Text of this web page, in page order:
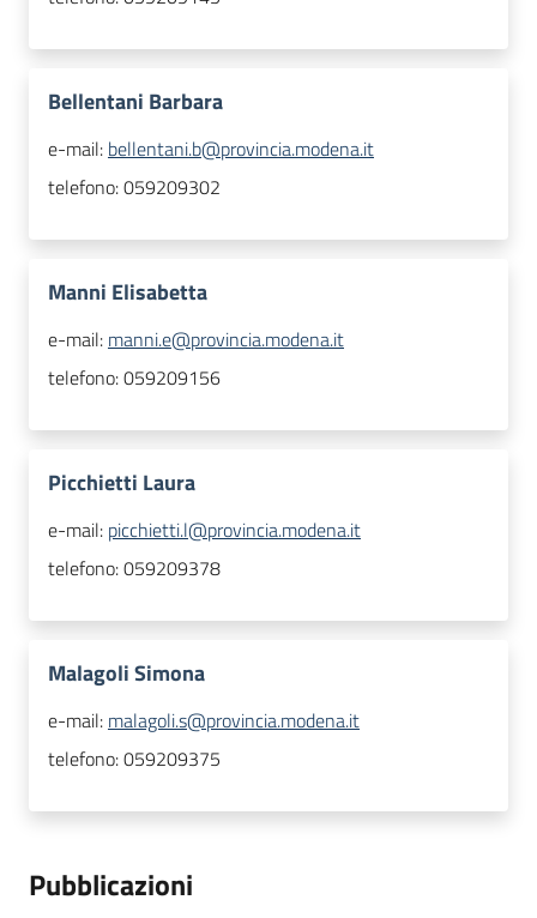
Bellentani Barbara
e-mail: bellentani.b@provincia.modena.it
telefono:059209302
Manni Elisabetta
e-mail: manni.e@provincia.modena.it
telefono:059209156
Picchietti Laura
e-mail: picchietti.l@provincia.modena.it
telefono:059209378
Malagoli Simona
e-mail: malagoli.s@provincia.modena.it
telefono:059209375
Pubblicazioni